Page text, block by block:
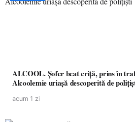
ALCOOL. Șofer beat criță, prins în
Alcoolemie uriașă descoperită de
acum 1 zi